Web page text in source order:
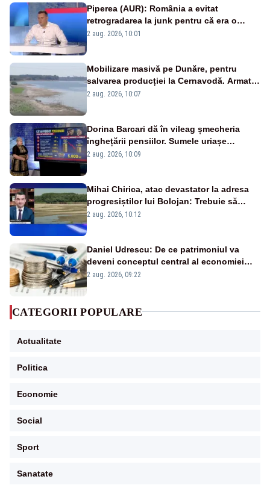
Piperea (AUR): România a evitat
retrogradarea la junk pentru că era o
catastrofă pentru bănci și fondurile de
2 aug. 2026, 10:01
Mobilizare masivă pe Dunăre, pentru
salvarea producției la Cernavodă. Armata
va detona o stâncă și va devia apa
2 aug. 2026, 10:07
Dorina Barcari dă în vileag șmecheria
înghețării pensiilor. Sumele uriașe
pierdute de fiecare român
2 aug. 2026, 10:09
Mihai Chirica, atac devastator la adresa
progresiștilor lui Bolojan: Trebuie să
protejăm și natura, dar nu șținem omaneii
2 aug. 2026, 10:12
Daniel Udrescu: De ce patrimoniul va
deveni conceptul central al economiei
viitoare?
2 aug. 2026, 09:22
CATEGORII POPULARE
Actualitate
Politica
Economie
Social
Sport
Sanatate